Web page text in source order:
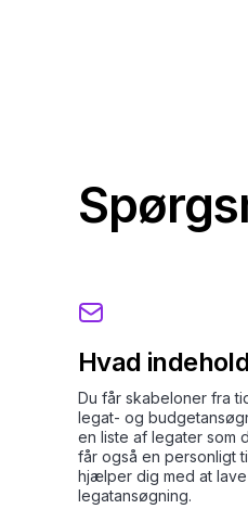
Hvad
Du får skabeloner fra
legat- og
en liste af legater som
får også en personligt
hjælper dig med at
legatansøgning.